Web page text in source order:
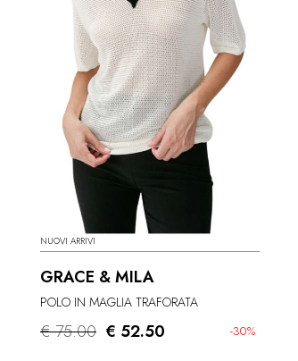
NUOVI ARRIVI
GRACE & MILA
POLO IN MAGLIA TRAFORATA
€ 75.00 -30%
€ 52.50